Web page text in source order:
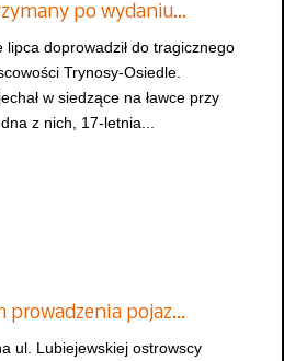
po wydaniu…
lipca doprowadził do tragicznego
Trynosy-Osiedle.
w siedzące na ławce przy
z nich, 17-letnia...
prowadzenia pojaz…
ul. Lubiejewskiej ostrowscy